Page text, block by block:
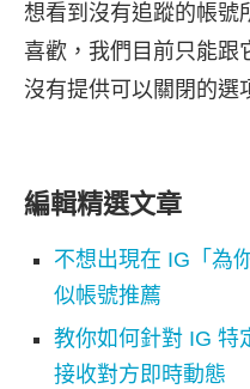
想看到沒有追蹤的帳號
喜歡，我們目前只能跟
沒有提供可以關閉的選
編輯精選文章
不想出現在 IG「為
似帳號推薦
教你如何針對 IG 特
接收對方即時動態